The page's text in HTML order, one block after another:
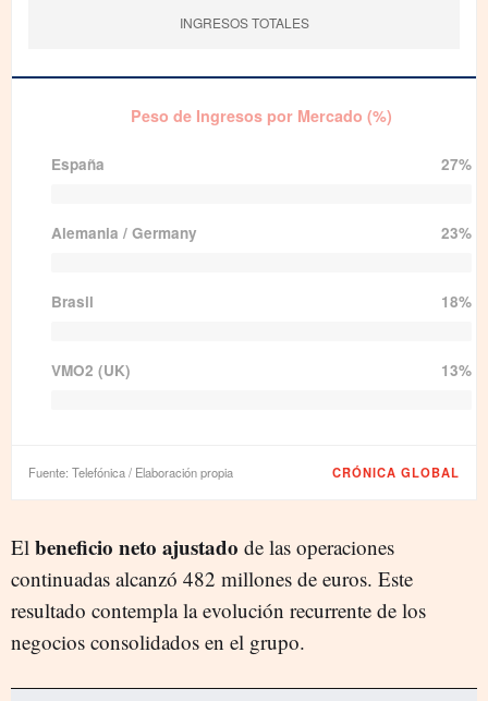
INGRESOS TOTALES
Ingresos
OIBDA
Net Profit
Peso de Ingresos por Mercado (%)
España 27%
Alemania / Germany 23%
Brasil 18%
VMO2 (UK) 13%
Fuente: Telefónica / Elaboración propia CRÓNICA GLOBAL
El beneficio neto ajustado de las operaciones
continuadas alcanzó 482 millones de euros. Este
resultado contempla la evolución recurrente de los
negocios consolidados en el grupo.